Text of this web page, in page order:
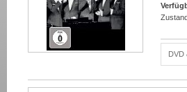
DVD